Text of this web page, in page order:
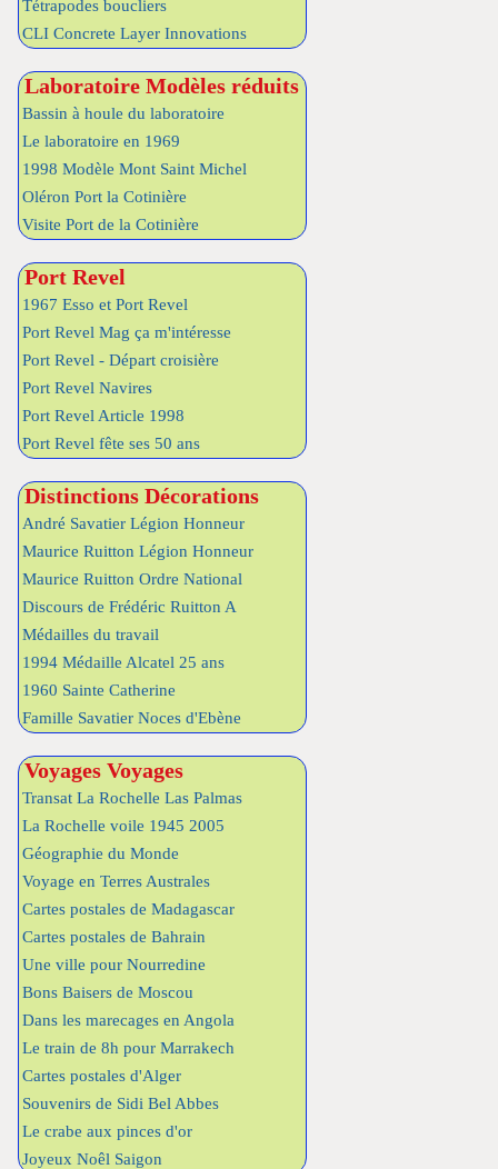
Tétrapodes boucliers
CLI Concrete Layer Innovations
Laboratoire Modèles réduits
Bassin à houle du laboratoire
Le laboratoire en 1969
1998 Modèle Mont Saint Michel
Oléron Port la Cotinière
Visite Port de la Cotinière
Port Revel
1967 Esso et Port Revel
Port Revel Mag ça m'intéresse
Port Revel - Départ croisière
Port Revel Navires
Port Revel Article 1998
Port Revel fête ses 50 ans
Distinctions Décorations
André Savatier Légion Honneur
Maurice Ruitton Légion Honneur
Maurice Ruitton Ordre National
Discours de Frédéric Ruitton A
Médailles du travail
1994 Médaille Alcatel 25 ans
1960 Sainte Catherine
Famille Savatier Noces d'Ebène
Voyages Voyages
Transat La Rochelle Las Palmas
La Rochelle voile 1945 2005
Géographie du Monde
Voyage en Terres Australes
Cartes postales de Madagascar
Cartes postales de Bahrain
Une ville pour Nourredine
Bons Baisers de Moscou
Dans les marecages en Angola
Le train de 8h pour Marrakech
Cartes postales d'Alger
Souvenirs de Sidi Bel Abbes
Le crabe aux pinces d'or
Joyeux Noêl Saigon